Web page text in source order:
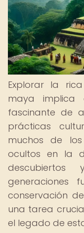
Explorar la
maya implica
fascinante de
prácticas
muchos de
ocultos en la
generaciones
conservación
una tarea
el legado de